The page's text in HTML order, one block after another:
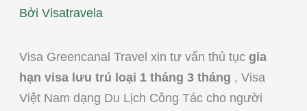
Bởi Visatravela
Visa Greencanal Travel xin tư vấn thủ tục gia
hạn visa lưu trú loại 1 tháng 3 tháng , Visa
Việt Nam dạng Du Lịch Công Tác cho người